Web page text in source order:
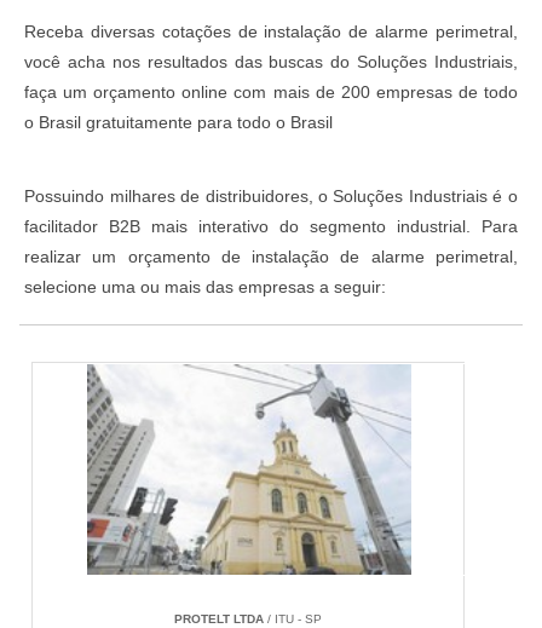
Receba diversas cotações de instalação de alarme perimetral,
você acha nos resultados das buscas do Soluções Industriais,
faça um orçamento online com mais de 200 empresas de todo
o Brasil gratuitamente para todo o Brasil
Possuindo milhares de distribuidores, o Soluções Industriais é o
facilitador B2B mais interativo do segmento industrial. Para
realizar um orçamento de instalação de alarme perimetral,
selecione uma ou mais das empresas a seguir:
PROTELT LTDA / ITU - SP